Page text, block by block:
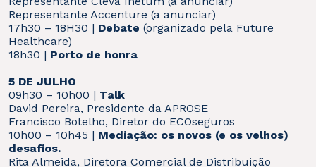
Representante Accenture (a anunciar)
17h30 – 18H30 | Debate (organizado pela Future
Healthcare)
18h30 | Porto de honra
5 DE JULHO
09h30 – 10h00 | Talk
David Pereira, Presidente da APROSE
Francisco Botelho, Diretor do ECOseguros
10h00 – 10h45 | Mediação: os novos (e os velhos)
desafios.
Rita Almeida, Diretora Comercial de Distribuição